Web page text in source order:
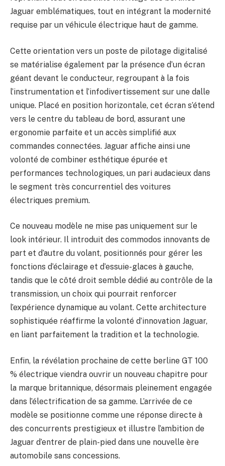
Jaguar emblématiques, tout en intégrant la modernité
requise par un véhicule électrique haut de gamme.
Cette orientation vers un poste de pilotage digitalisé
se matérialise également par la présence d’un écran
géant devant le conducteur, regroupant à la fois
l’instrumentation et l’infodivertissement sur une dalle
unique. Placé en position horizontale, cet écran s’étend
vers le centre du tableau de bord, assurant une
ergonomie parfaite et un accès simplifié aux
commandes connectées. Jaguar affiche ainsi une
volonté de combiner esthétique épurée et
performances technologiques, un pari audacieux dans
le segment très concurrentiel des voitures
électriques premium.
Ce nouveau modèle ne mise pas uniquement sur le
look intérieur. Il introduit des commodos innovants de
part et d’autre du volant, positionnés pour gérer les
fonctions d’éclairage et d’essuie-glaces à gauche,
tandis que le côté droit semble dédié au contrôle de la
transmission, un choix qui pourrait renforcer
l’expérience dynamique au volant. Cette architecture
sophistiquée réaffirme la volonté d’innovation Jaguar,
en liant parfaitement la tradition et la technologie.
Enfin, la révélation prochaine de cette berline GT 100
% électrique viendra ouvrir un nouveau chapitre pour
la marque britannique, désormais pleinement engagée
dans l’électrification de sa gamme. L’arrivée de ce
modèle se positionne comme une réponse directe à
des concurrents prestigieux et illustre l’ambition de
Jaguar d’entrer de plain-pied dans une nouvelle ère
automobile sans concessions.